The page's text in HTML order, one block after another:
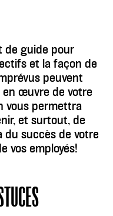
de guide pour
et la façon de
peuvent
en œuvre de votre
vous permettra
et surtout, de
du succès de votre
vos employés!